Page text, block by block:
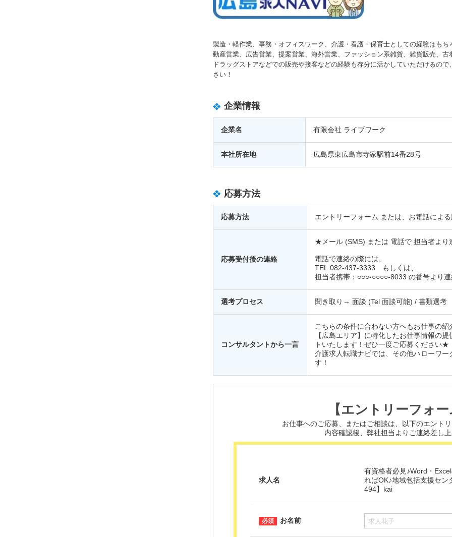
製造・軽作業、事務・オフィスワーク、介護・看護・保育士としての経験はも
動産営業、広告営業、提案営業、海外営業、ファッション系雑貨、雑貨販売、
ドラッグストアなどでの販売や接客などの経験も存分に活かしていただけるの
さい！
企業情報
企業名 有限会社 ライブワーク
本社所在地 広島県東広島市寺家駅前14番28号
応募方法
応募方法 エントリーフォーム または、お電話によ
応募受付後の連絡
★メール (SMS) または 電話で 担当者より
電話で連絡の際には、
TEL:082-437-3333 もしくは、
担当者携帯：○○○-○○○○-8033 の番号より
選考プロセス 聞き取り→ 面談 (Tel 面談可能) / 書類選考
コンサルタントから一言
こちらの条件に合わない方へもお仕事の
【広島エリア】に特化したお仕事情報の
トいたします！ぜひ一度ご応募ください★
介護求人転職ナビでは、その他ハローワ
す！
【エントリーフォ
お仕事へのご応募、またはご相談は、
以下のエント
内容確認後、弊社担当よりご連絡差し
求人名
有資格者必見♪Word・
ればOK♪地域包括支援セン
494】kai
お名前